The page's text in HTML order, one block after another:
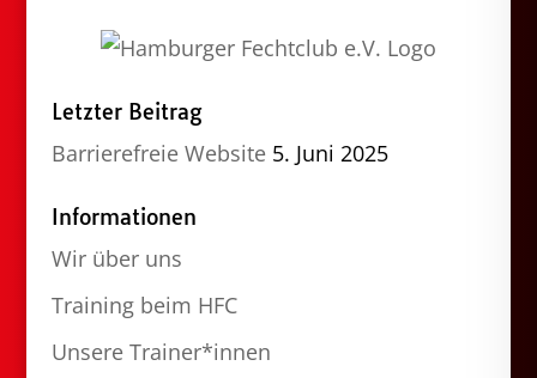
Letzter Beitrag
Barrierefreie Website 5. Juni 2025
Informationen
Wir über uns
Training beim HFC
Unsere Trainer*innen